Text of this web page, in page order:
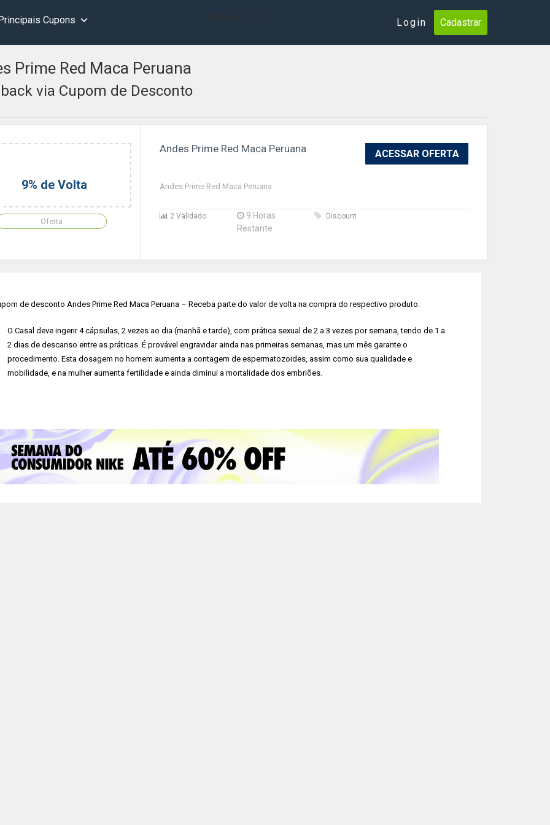
Cupons Login Cadastrar
Prime Red Maca Peruana
via Cupom de Desconto
9% de Volta
Oferta
Andes Prime Red Maca Peruana ACESSAR OFERTA
Andes Prime Red Maca Peruana
2 Validado
9 Horas
Restante
Discount
de desconto Andes Prime Red Maca Peruana – Receba parte do valor de volta na compra do respectivo produto.
O Casal deve ingerir 4 cápsulas, 2 vezes ao dia (manhã e tarde), com prática sexual de 2 a 3 vezes por semana, tendo de 1 a
2 dias de descanso entre as práticas. É provável engravidar ainda nas primeiras semanas, mas um mês garante o
procedimento. Esta dosagem no homem aumenta a contagem de espermatozoides, assim como sua qualidade e
mobilidade, e na mulher aumenta fertilidade e ainda diminui a mortalidade dos embriões.